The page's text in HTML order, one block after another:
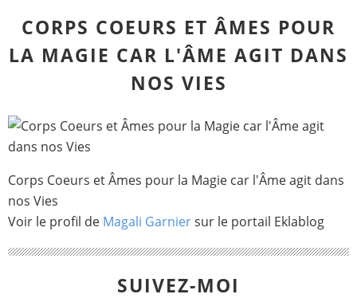
CORPS COEURS ET ÂMES POUR
LA MAGIE CAR L'ÂME AGIT DANS
NOS VIES
Corps Coeurs et Âmes pour la Magie car l'Âme agit dans
nos Vies
Voir le profil de Magali Garniersur le portail Eklablog
SUIVEZ-MOI